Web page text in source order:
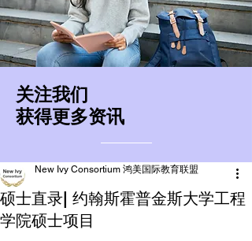
​关注我们
获得更多资讯
硕士直录| 约翰斯霍普金斯大学工程
学院硕士项目
New Ivy Consortium 鸿美国际教育联盟